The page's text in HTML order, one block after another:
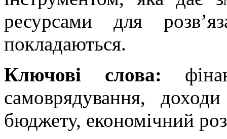
ресурсами для
покладаються.
Ключові слова:
самоврядування,
бюджету, економічний